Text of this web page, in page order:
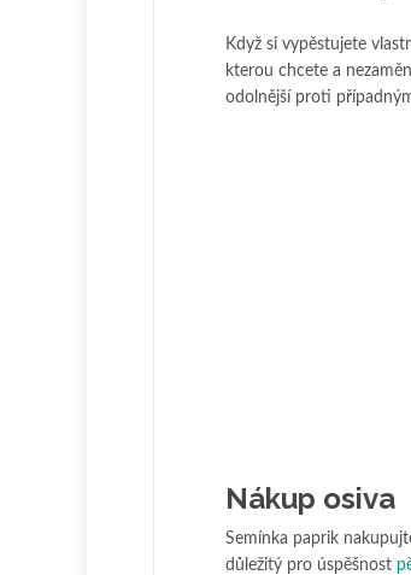
Když si vypěstujete
kterou chcete a
odolnější proti
Nákup osiva
Semínka paprik
důležitý pro úspěšnost